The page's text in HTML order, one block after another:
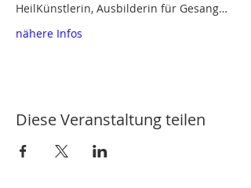
HeilKünstlerin, Ausbilderin für Gesang…
nähere Infos
Diese Veranstaltung teilen